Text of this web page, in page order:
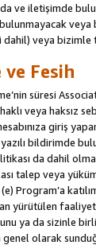
ve iletişimde
veya
dahil) veya bizimle
ve Fesih
süresi
veya haksız
giriş
bildirimde
da dahil
talep veya
Program’a
yürütülen
ya da sizinle
genel olarak